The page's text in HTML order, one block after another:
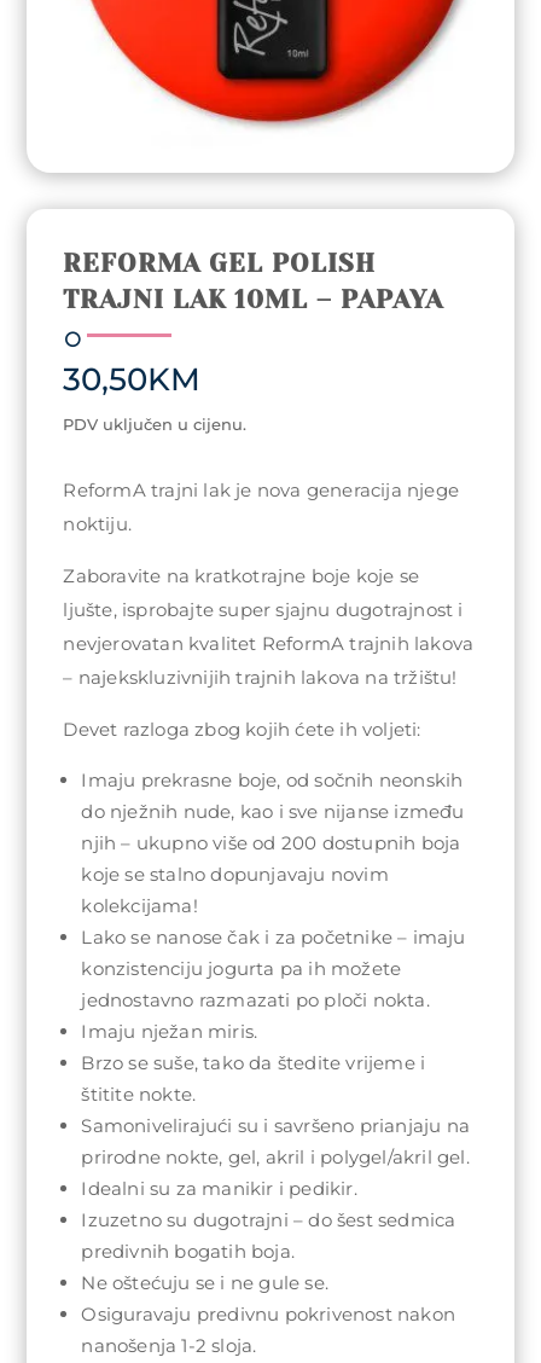
REFORMA GEL POLISH
TRAJNI LAK 10ML – PAPAYA
30,50KM
PDV uključen u cijenu.
ReformA trajni lak je nova generacija njege
noktiju.
Zaboravite na kratkotrajne boje koje se
ljušte, isprobajte super sjajnu dugotrajnost i
nevjerovatan kvalitet ReformA trajnih lakova
– najekskluzivnijih trajnih lakova na tržištu!
Devet razloga zbog kojih ćete ih voljeti:
Imaju prekrasne boje, od sočnih neonskih
do nježnih nude, kao i sve nijanse između
njih – ukupno više od 200 dostupnih boja
koje se stalno dopunjavaju novim
kolekcijama!
Lako se nanose čak i za početnike – imaju
konzistenciju jogurta pa ih možete
jednostavno razmazati po ploči nokta.
Imaju nježan miris.
Brzo se suše, tako da štedite vrijeme i
štitite nokte.
Samonivelirajući su i savršeno prianjaju na
prirodne nokte, gel, akril i polygel/akril gel.
Idealni su za manikir i pedikir.
Izuzetno su dugotrajni – do šest sedmica
predivnih bogatih boja.
Ne oštećuju se i ne gule se.
Osiguravaju predivnu pokrivenost nakon
nanošenja 1-2 sloja.